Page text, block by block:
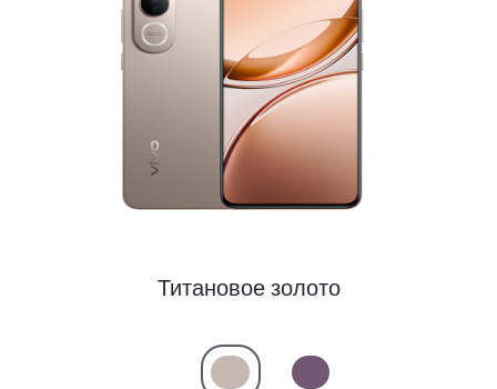
Казахстан | Выберите страну/регион
Титановое золото